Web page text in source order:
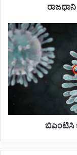
ರೊ
ನಾ
ಸೋಂ
ಕು
ಬಿ
ಎಂ
ಟಿ
ಸಿ
ಬ
ಸ್
ಕ
ಬಿಎಂಟಿಸಿ